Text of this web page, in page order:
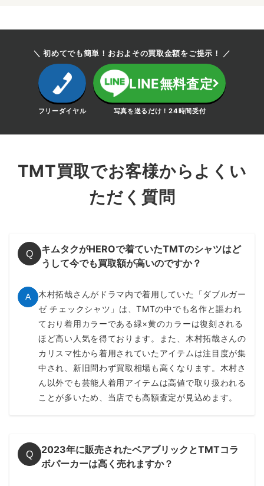
＼ 初めてでも簡単！おおよその買取金額をご提示！ ／
フリーダイヤル
LINE無料査定
写真を送るだけ！24時間受付
TMT買取でお客様からよくい
ただく質問
Q
キムタクがHEROで着ていたTMTのシャツはど
うして今でも買取額が高いのですか？
A
木村拓哉さんがドラマ内で着用していた「ダブルガー
ゼ チェックシャツ」は、TMTの中でも名作と謳われ
ており着用カラーである緑×黄のカラーは復刻される
ほど高い人気を得ております。また、木村拓哉さんの
カリスマ性から着用されていたアイテムは注目度が集
中され、新旧問わず買取相場も高くなります。木村さ
ん以外でも芸能人着用アイテムは高値で取り扱われる
ことが多いため、当店でも高額査定が見込めます。
Q
2023年に販売されたベアブリックとTMTコラ
ボパーカーは高く売れますか？